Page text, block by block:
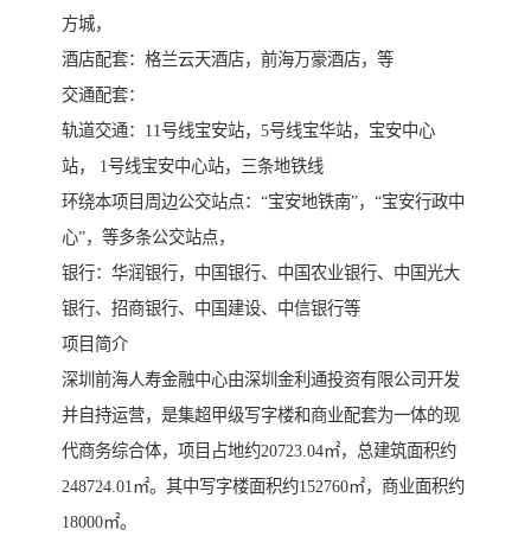
方城，
酒店配套：格兰云天酒店，前海万豪酒店，等
交通配套：
轨道交通：11号线宝安站，5号线宝华站，宝安中心
站， 1号线宝安中心站，三条地铁线
环绕本项目周边公交站点：“宝安地铁南”，“宝安行政中
心”，等多条公交站点，
银行：华润银行，中国银行、中国农业银行、中国光大
银行、招商银行、中国建设、中信银行等
项目简介
深圳前海人寿金融中心由深圳金利通投资有限公司开发
并自持运营，是集超甲级写字楼和商业配套为一体的现
代商务综合体，项目占地约20723.04㎡，总建筑面积约
248724.01㎡。其中写字楼面积约152760㎡，商业面积约
18000㎡。